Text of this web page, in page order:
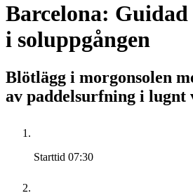
Barcelona:
i soluppgången
Blötlägg i morgonsolen
av paddelsurfning i lugnt
Starttid 07:30